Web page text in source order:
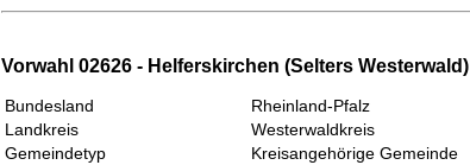
Vorwahl 02626 - Helferskirchen (Selters Westerwald)
Bundesland
Rheinland-Pfalz
Landkreis
Westerwaldkreis
Gemeindetyp
Kreisangehörige Gemeinde